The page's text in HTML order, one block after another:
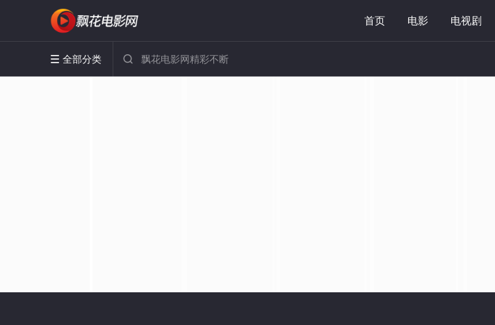
首页 电影 电视剧
 全部分类 